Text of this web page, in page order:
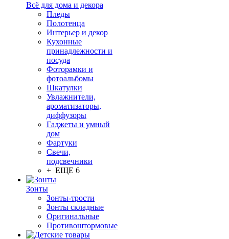
Всё для дома и декора
Пледы
Полотенца
Интерьер и декор
Кухонные
принадлежности и
посуда
Фоторамки и
фотоальбомы
Шкатулки
Увлажнители,
ароматизаторы,
диффузоры
Гаджеты и умный
дом
Фартуки
Свечи,
подсвечники
+ ЕЩЕ 6
Зонты
Зонты-трости
Зонты складные
Оригинальные
Противоштормовые